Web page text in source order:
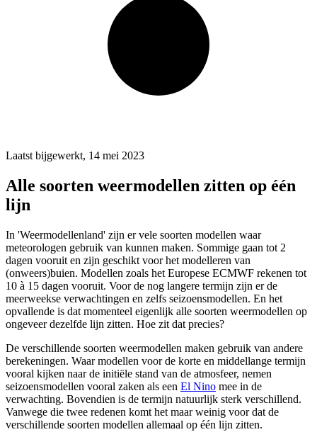
Laatst bijgewerkt, 14 mei 2023
Alle soorten weermodellen zitten op één
lijn
In 'Weermodellenland' zijn er vele soorten modellen waar
meteorologen gebruik van kunnen maken. Sommige gaan tot 2
dagen vooruit en zijn geschikt voor het modelleren van
(onweers)buien. Modellen zoals het Europese ECMWF rekenen tot
10 à 15 dagen vooruit. Voor de nog langere termijn zijn er de
meerweekse verwachtingen en zelfs seizoensmodellen. En het
opvallende is dat momenteel eigenlijk alle soorten weermodellen op
ongeveer dezelfde lijn zitten. Hoe zit dat precies?
De verschillende soorten weermodellen maken gebruik van andere
berekeningen. Waar modellen voor de korte en middellange termijn
vooral kijken naar de initiële stand van de atmosfeer, nemen
seizoensmodellen vooral zaken als een El Nino mee in de
verwachting. Bovendien is de termijn natuurlijk sterk verschillend.
Vanwege die twee redenen komt het maar weinig voor dat de
verschillende soorten modellen allemaal op één lijn zitten.